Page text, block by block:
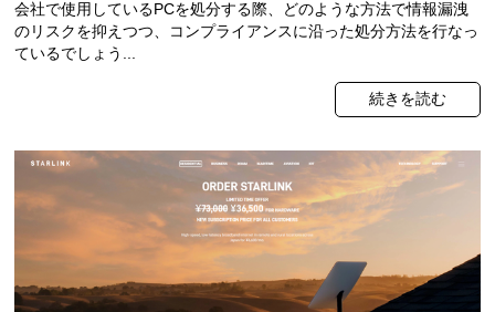
会社で使用しているPCを処分する際、どのような方法で情報漏洩
のリスクを抑えつつ、コンプライアンスに沿った処分方法を行なっ
ているでしょう...
続きを読む